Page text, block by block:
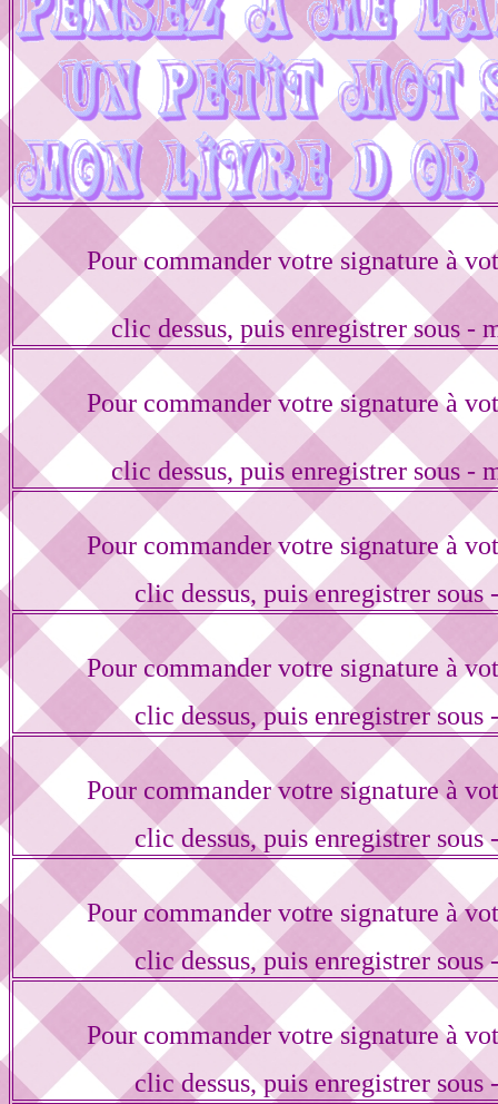
Pour commander votre signature à
clic dessus, puis enregistrer sous -
Pour commander votre signature à
clic dessus, puis enregistrer sous -
Pour commander votre signature à
clic dessus, puis enregistrer sous
Pour commander votre signature à
clic dessus, puis enregistrer sous
Pour commander votre signature à
clic dessus, puis enregistrer sous
Pour commander votre signature à
clic dessus, puis enregistrer sous
Pour commander votre signature à
clic dessus, puis enregistrer sous